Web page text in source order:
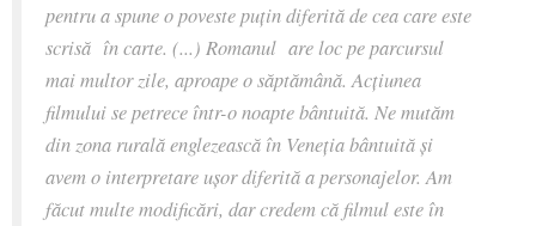
pentru a spune o poveste puțin diferită de cea care este
scrisă în carte. (...) Romanul are loc pe parcursul
mai multor zile, aproape o săptămână. Acţiunea
filmului se petrece într-o noapte bântuită. Ne mutăm
din zona rurală englezească în Veneția bântuită și
avem o interpretare ușor diferită a personajelor. Am
făcut multe modificări, dar credem că filmul este în